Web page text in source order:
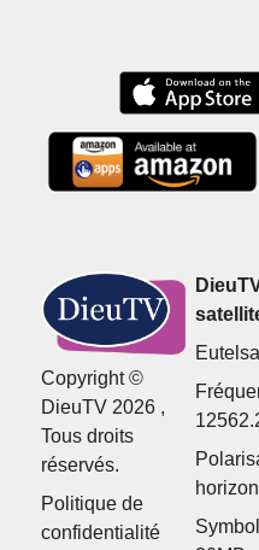
Copyright ©
DieuTV 2026 ,
Tous droits
réservés.
Politique de
confidentialité